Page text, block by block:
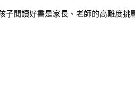
閱讀好書是家長、老師的高難度